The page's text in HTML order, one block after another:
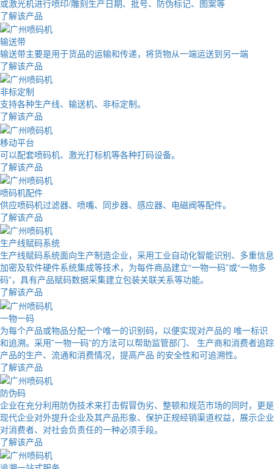
或激光机进行喷印/雕刻生产日期、批号、防伪标记、图案等
了解该产品
输送带
输送带主要是用于货品的运输和传递，将货物从一端运送到另一端
了解该产品
非标定制
支持各种生产线、输送机、非标定制。
了解该产品
移动平台
可以配套喷码机、激光打标机等各种打码设备。
了解该产品
喷码机配件
供应喷码机过滤器、喷嘴、同步器、感应器、电磁阀等配件。
了解该产品
生产线赋码系统
生产线赋码系统面向生产制造企业，采用工业自动化智能识别、多重信息
加密及软件硬件系统集成等技术，为每件商品建立“一物一码”或“一物多
码”，具有产品赋码数据采集建立包装关联关系等功能。
了解该产品
一物一码
为每个产品或物品分配一个唯一的识别码，以便实现对产品的 唯一标识
和追溯。采用”一物一码”的方法可以帮助监管部门、 生产商和消费者追踪
产品的生产、流通和消费情况，提高产品 的安全性和可追溯性。
了解该产品
防伪码
企业在充分利用防伪技术来打击假冒伪劣、整顿和规范市场的同时，更是
现代企业对外提升企业及其产品形象、保护正规经销渠道权益，展示企业
对消费者、对社会负责任的一种必须手段。
了解该产品